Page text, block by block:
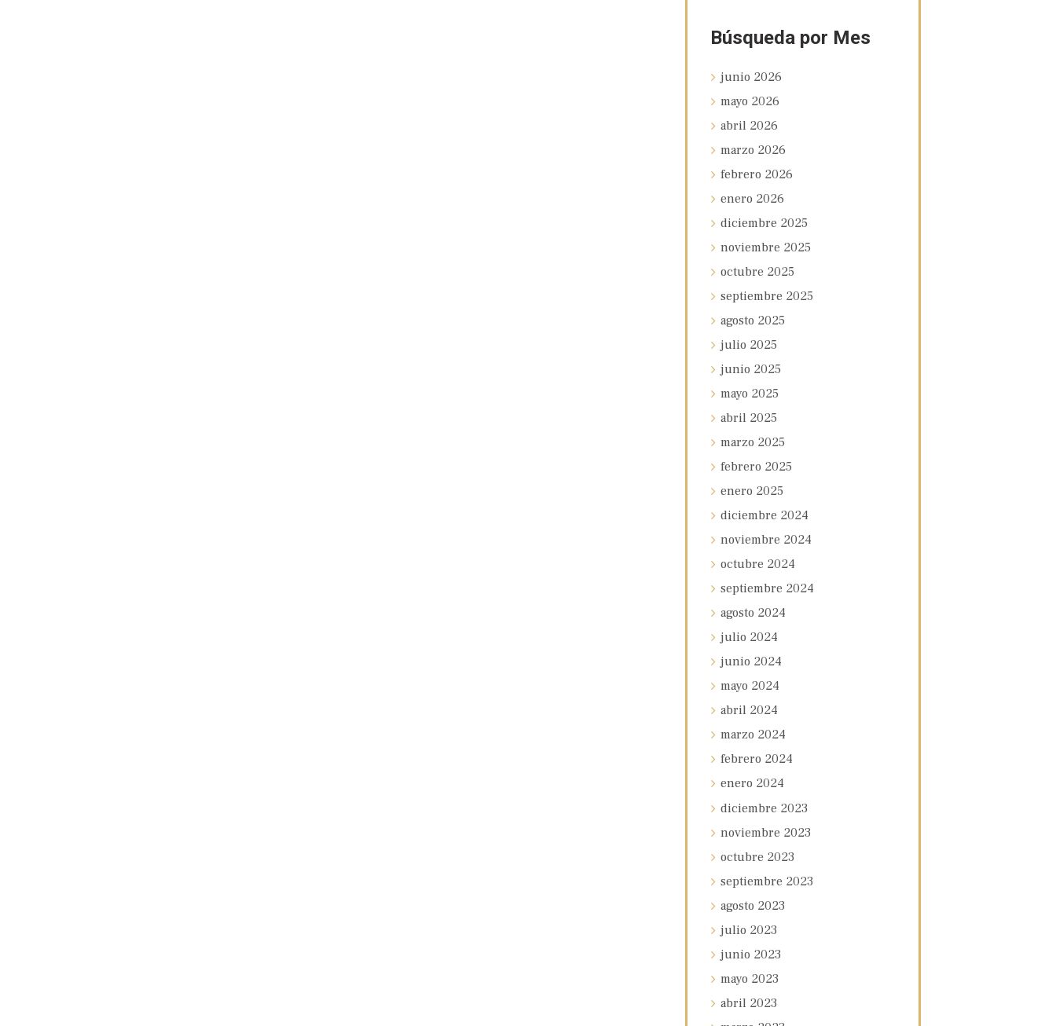
Búsqueda por Mes
junio 2026
mayo 2026
abril 2026
marzo 2026
febrero 2026
enero 2026
diciembre 2025
noviembre 2025
octubre 2025
septiembre 2025
agosto 2025
julio 2025
junio 2025
mayo 2025
abril 2025
marzo 2025
febrero 2025
enero 2025
diciembre 2024
noviembre 2024
octubre 2024
septiembre 2024
agosto 2024
julio 2024
junio 2024
mayo 2024
abril 2024
marzo 2024
febrero 2024
enero 2024
diciembre 2023
noviembre 2023
octubre 2023
septiembre 2023
agosto 2023
julio 2023
junio 2023
mayo 2023
abril 2023